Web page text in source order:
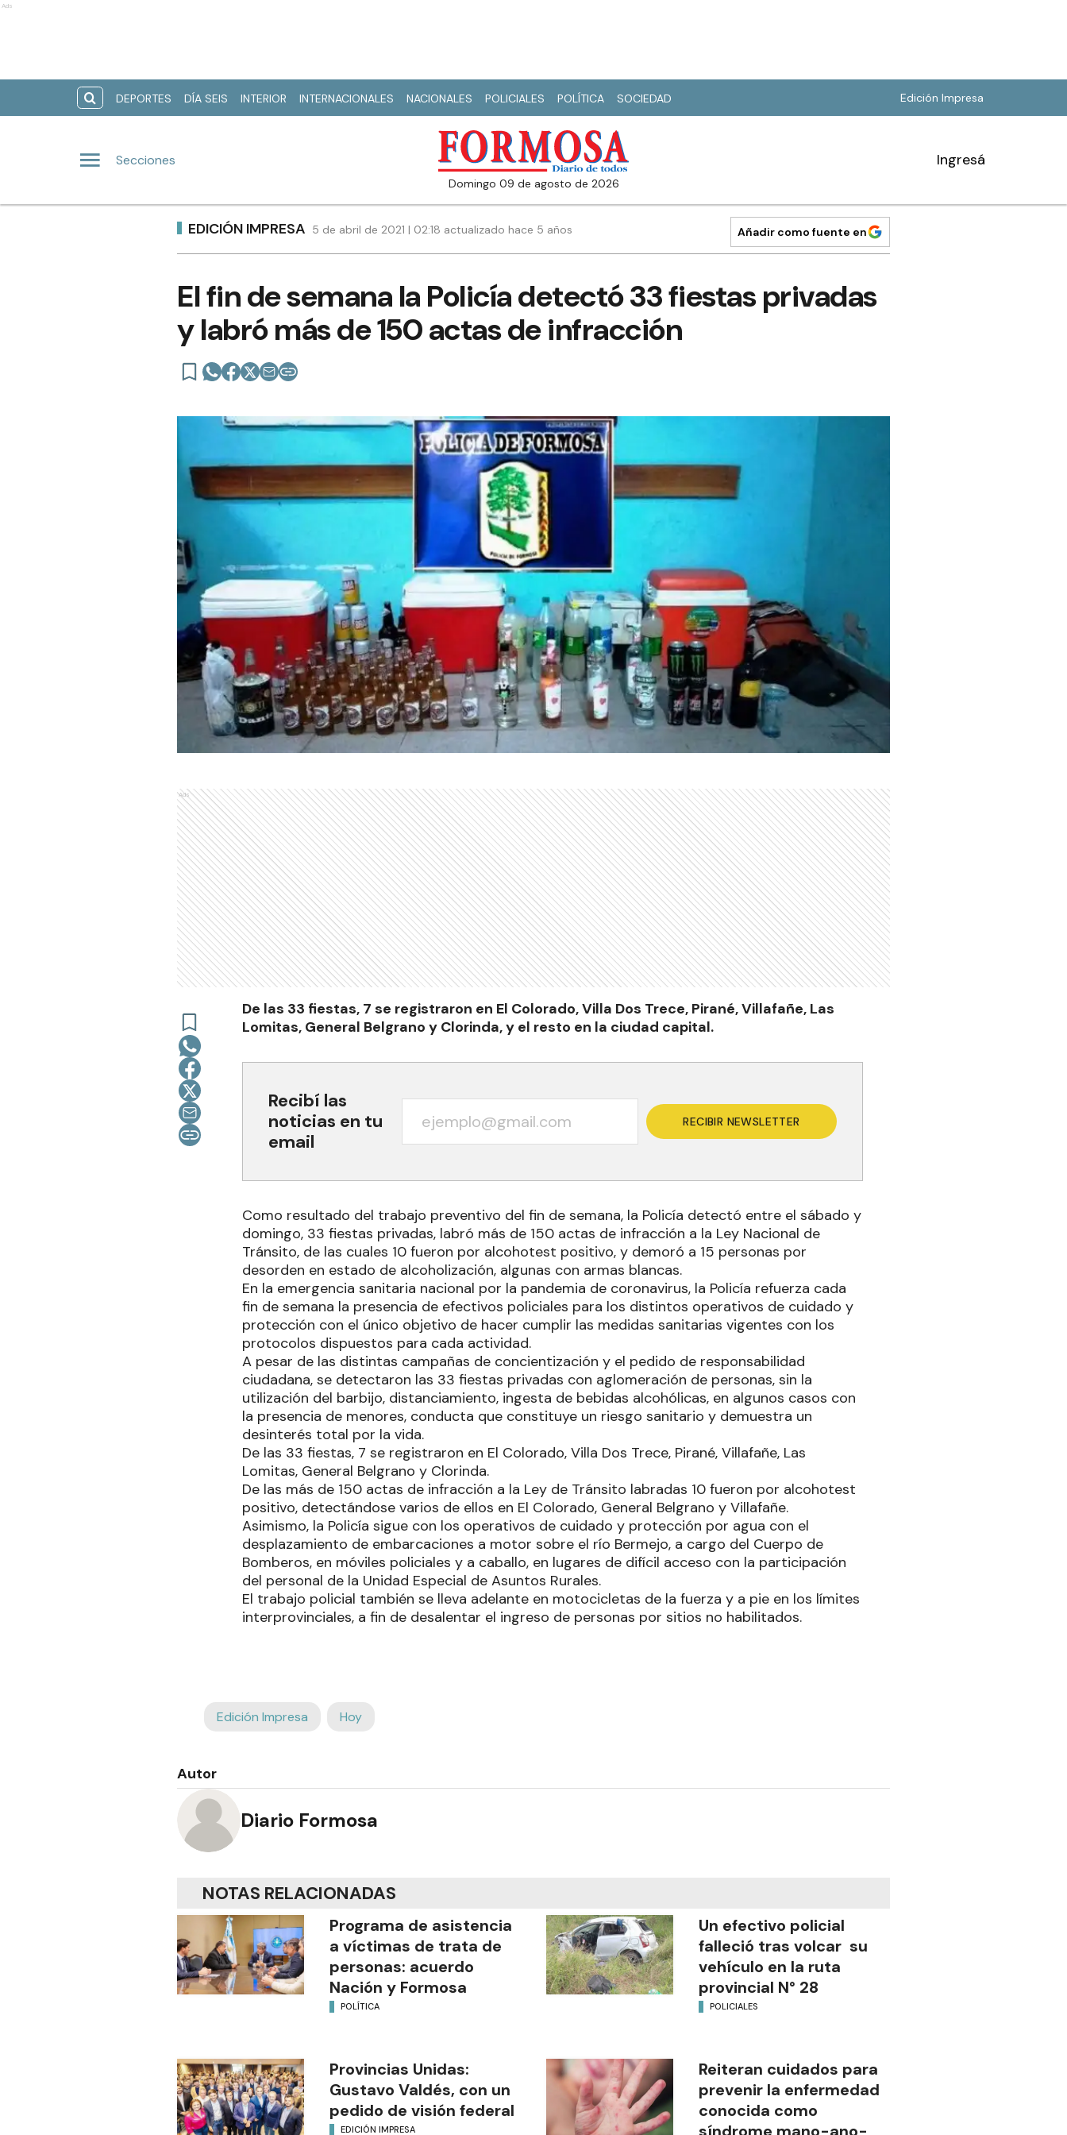
Ads
DEPORTES DÍA SEIS INTERIOR INTERNACIONALES NACIONALES POLICIALES POLÍTICA SOCIEDAD Edición Impresa
Secciones
domingo 09 de agosto de 2026
Ingresá
EDICIÓN IMPRESA 5 de abril de 2021 | 02:18 actualizado hace 5 años Añadir como fuente en
El fin de semana la Policía detectó 33 fiestas privadas
y labró más de 150 actas de infracción
Ads
De las 33 fiestas, 7 se registraron en El Colorado, Villa Dos Trece, Pirané, Villafañe, Las
Lomitas, General Belgrano y Clorinda, y el resto en la ciudad capital.
Recibí las
noticias en tu
email
RECIBIR NEWSLETTER
Como resultado del trabajo preventivo del fin de semana, la Policía detectó entre el sábado y
domingo, 33 fiestas privadas, labró más de 150 actas de infracción a la Ley Nacional de
Tránsito, de las cuales 10 fueron por alcohotest positivo, y demoró a 15 personas por
desorden en estado de alcoholización, algunas con armas blancas.
En la emergencia sanitaria nacional por la pandemia de coronavirus, la Policía refuerza cada
fin de semana la presencia de efectivos policiales para los distintos operativos de cuidado y
protección con el único objetivo de hacer cumplir las medidas sanitarias vigentes con los
protocolos dispuestos para cada actividad.
A pesar de las distintas campañas de concientización y el pedido de responsabilidad
ciudadana, se detectaron las 33 fiestas privadas con aglomeración de personas, sin la
utilización del barbijo, distanciamiento, ingesta de bebidas alcohólicas, en algunos casos con
la presencia de menores, conducta que constituye un riesgo sanitario y demuestra un
desinterés total por la vida.
De las 33 fiestas, 7 se registraron en El Colorado, Villa Dos Trece, Pirané, Villafañe, Las
Lomitas, General Belgrano y Clorinda.
De las más de 150 actas de infracción a la Ley de Tránsito labradas 10 fueron por alcohotest
positivo, detectándose varios de ellos en El Colorado, General Belgrano y Villafañe.
Asimismo, la Policía sigue con los operativos de cuidado y protección por agua con el
desplazamiento de embarcaciones a motor sobre el río Bermejo, a cargo del Cuerpo de
Bomberos, en móviles policiales y a caballo, en lugares de difícil acceso con la participación
del personal de la Unidad Especial de Asuntos Rurales.
El trabajo policial también se lleva adelante en motocicletas de la fuerza y a pie en los límites
interprovinciales, a fin de desalentar el ingreso de personas por sitios no habilitados.
Edición Impresa Hoy
Autor
Diario Formosa
NOTAS RELACIONADAS
Programa de asistencia
a víctimas de trata de
personas: acuerdo
Nación y Formosa
POLÍTICA
Un efectivo policial
falleció tras volcar su
vehículo en la ruta
provincial N° 28
POLICIALES
Provincias Unidas:
Gustavo Valdés, con un
pedido de visión federal
EDICIÓN IMPRESA
Reiteran cuidados para
prevenir la enfermedad
conocida como
síndrome mano-ano-